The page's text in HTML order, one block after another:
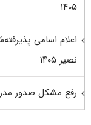
۱۴۰۵
اعلام اسامی
نصیر ۱۴۰۵
رفع مشکل صدور